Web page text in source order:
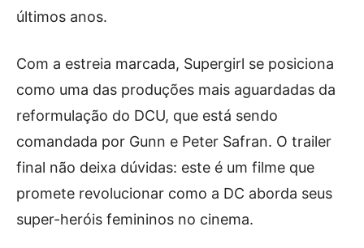
últimos anos.
Com a estreia marcada, Supergirl se posiciona
como uma das produções mais aguardadas da
reformulação do DCU, que está sendo
comandada por Gunn e Peter Safran. O trailer
final não deixa dúvidas: este é um filme que
promete revolucionar como a DC aborda seus
super-heróis femininos no cinema.